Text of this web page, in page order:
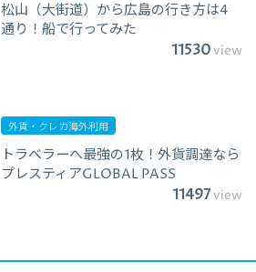
松山（大街道）から広島の行き方は4
通り！船で行ってみた
11530view
外貨・クレカ海外利用
トラベラーへ最強の1枚！外貨調達なら
プレスティアGLOBAL PASS
11497view